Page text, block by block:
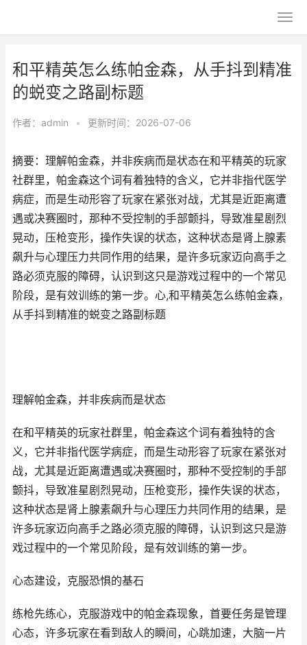
和平精英怎么练帕金森，从手抖到精准
的蜕变之路副标题
作者： admin • 更新时间：2026-07-06
摘要：理解帕金森，并非疾病而是状态在和平精英的玩家
社群里，帕金森这个词有着独特的含义，它并非指代医学
病症，而是生动形容了玩家在紧张对战，尤其是近距离遭
遇或决赛圈时，那种不受控制的手部颤抖，导致准星剧烈
晃动，压枪变形，操作失误的状态，这种状态是肾上腺素
飙升与心理压力共同作用的结果，是许多玩家迈向高手之
路必须克服的障碍，认识到这只是游戏过程中的一个常见
阶段，是有效训练的第一步。心,和平精英怎么练帕金森，
从手抖到精准的蜕变之路副标题
理解帕金森，并非疾病而是状态
在和平精英的玩家社群里，帕金森这个词有着独特的含
义，它并非指代医学病症，而是生动形容了玩家在紧张对
战，尤其是近距离遭遇或决赛圈时，那种不受控制的手部
颤抖，导致准星剧烈晃动，压枪变形，操作失误的状态，
这种状态是肾上腺素飙升与心理压力共同作用的结果，是
许多玩家迈向高手之路必须克服的障碍，认识到这只是游
戏过程中的一个常见阶段，是有效训练的第一步。
心态建设，克服恐惧的基石
练枪先练心，克服游戏中的帕金森现象，首要任务是管理
心态，许多玩家在看到敌人的瞬间，心跳加速，大脑一片